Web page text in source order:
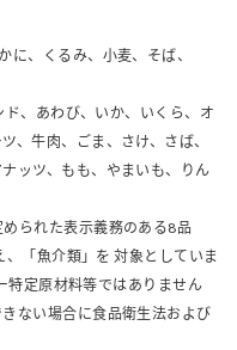
に、くるみ、小麦、そば、
、あわび、いか、いくら、オ
、牛肉、ごま、さけ、さば、
ッツ、もも、やまいも、りん
られた表示義務のある8品
「魚介類」を 対象としていま
特定原材料等ではありません
ない場合に食品衛生法および